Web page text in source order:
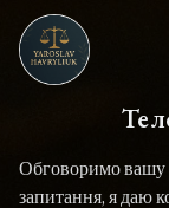
Обговоримо вашу
запитання, я даю